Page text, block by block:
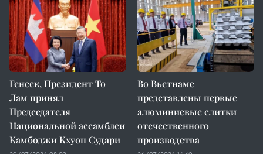
Генсек, Президент То
Лам принял
Председателя
Национальной ассамблеи
Камбоджи Кхуон Судари
Во Вьетнаме
представлены первые
алюминиевые слитки
отечественного
производства